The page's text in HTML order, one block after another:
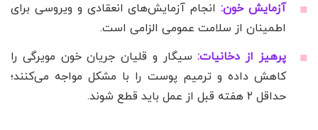
آزمایش خون:انجام آزمایش‌های انعقادی و ویروسی برای
اطمینان از سلامت عمومی الزامی است.
پرهیز از دخانیات:سیگار و قلیان جریان خون مویرگی را
کاهش داده و ترمیم پوست را با مشکل مواجه می‌کنند؛
حداقل ۲ هفته قبل از عمل باید قطع شوند.